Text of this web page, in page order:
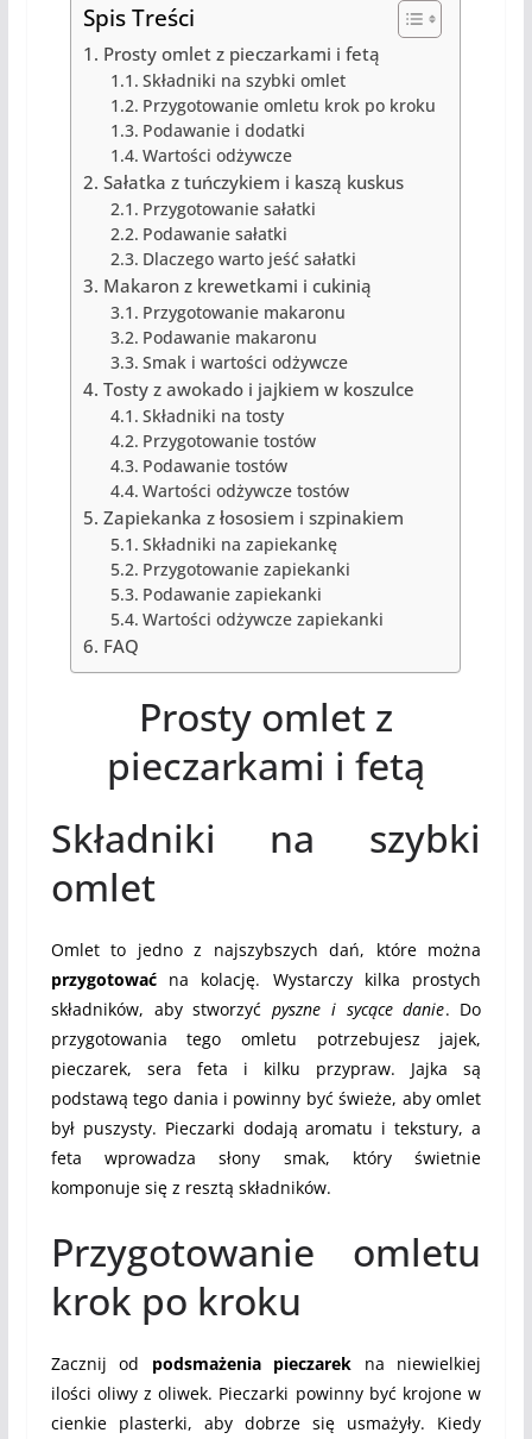
Spis Treści
Prosty omlet z pieczarkami i fetą
Składniki na szybki omlet
Przygotowanie omletu krok po kroku
Podawanie i dodatki
Wartości odżywcze
Sałatka z tuńczykiem i kaszą kuskus
Przygotowanie sałatki
Podawanie sałatki
Dlaczego warto jeść sałatki
Makaron z krewetkami i cukinią
Przygotowanie makaronu
Podawanie makaronu
Smak i wartości odżywcze
Tosty z awokado i jajkiem w koszulce
Składniki na tosty
Przygotowanie tostów
Podawanie tostów
Wartości odżywcze tostów
Zapiekanka z łososiem i szpinakiem
Składniki na zapiekankę
Przygotowanie zapiekanki
Podawanie zapiekanki
Wartości odżywcze zapiekanki
FAQ
Prosty omlet z
pieczarkami i fetą
Składniki na szybki
omlet
Omlet to jedno z najszybszych dań, które można
przygotowaćna kolację. Wystarczy kilka prostych
składników, aby stworzyćpyszne i sycące danie. Do
przygotowania tego omletu potrzebujesz jajek,
pieczarek, sera feta i kilku przypraw. Jajka są
podstawą tego dania i powinny być świeże, aby omlet
był puszysty. Pieczarki dodają aromatu i tekstury, a
feta wprowadza słony smak, który świetnie
komponuje się z resztą składników.
Przygotowanie omletu
krok po kroku
Zacznij od podsmażenia pieczarek na niewielkiej
ilości oliwy z oliwek. Pieczarki powinny być krojone w
cienkie plasterki, aby dobrze się usmażyły. Kiedy